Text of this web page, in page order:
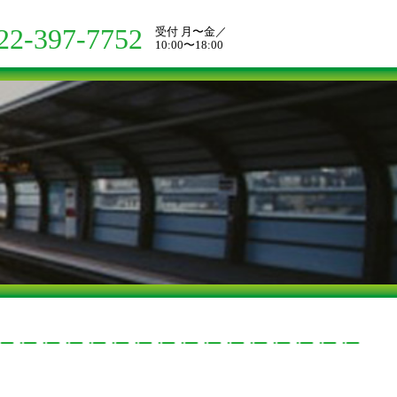
397-7752
受付 月〜金／
10:00〜18:00